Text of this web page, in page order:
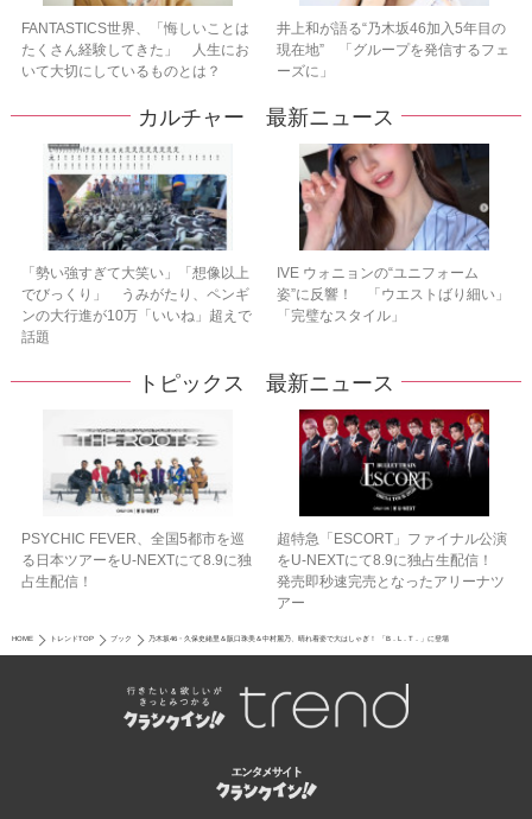
FANTASTICS世界、「悔しいことは
たくさん経験してきた」 人生にお
いて大切にしているものとは？
井上和が語る“乃木坂46加入5年目の
現在地” 「グループを発信するフェ
ーズに」
カルチャー 最新ニュース
「勢い強すぎて大笑い」「想像以上
でびっくり」 うみがたり、ペンギ
ンの大行進が10万「いいね」超えで
話題
IVE ウォニョンの“ユニフォーム
姿”に反響！ 「ウエストばり細い」
「完璧なスタイル」
トピックス 最新ニュース
PSYCHIC FEVER、全国5都市を巡
る日本ツアーをU‐NEXTにて8.9に独
占生配信！
超特急「ESCORT」ファイナル公演
をU-NEXTにて8.9に独占生配信！
発売即秒速完売となったアリーナツ
アー
HOME トレンドTOP ブック 乃木坂46・久保史緒里＆阪口珠美＆中村麗乃、晴れ着姿で大はしゃぎ！ 「B．L．T．」に登場